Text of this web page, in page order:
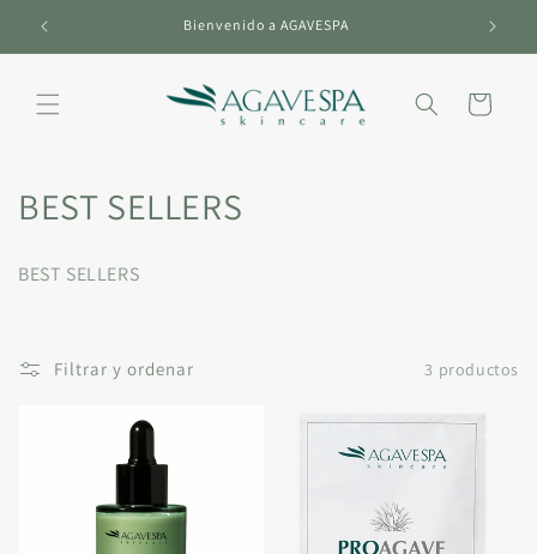
directamente
Bienvenido a AGAVESPA
Carrito
C
c
BEST SELLERS
BEST SELLERS
Filtrar y ordenar 3 productos